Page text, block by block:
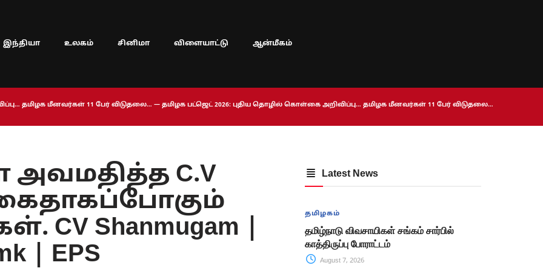
இந்தியா உலகம் சினிமா விளையாட்டு ஆன்மீகம்
தமிழக மீனவர்கள் 11 பேர் விடுதலை… — தமிழக பட்ஜெட் 2026: புதிய தொழில் கொள்கை அறிவிப்பு… தமிழக மீனவர்கள் 11 பேர் விடுதலை…
C.V
CV Shanmugam |
| EPS
Latest News
தமிழகம்
தமிழ்நாடு விவசாயிகள் சங்கம் சார்பில்
காத்திருப்பு போராட்டம்
August 7, 2026